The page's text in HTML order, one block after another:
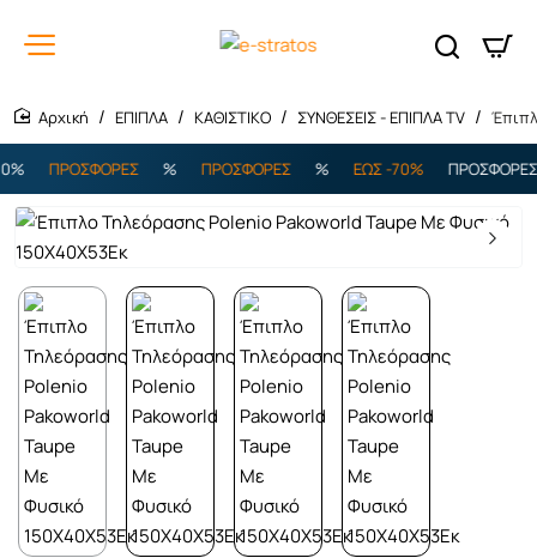
ΕΠΙΠΛΑ ΚΑΘΙΣΤΙΚΟ ΣΥΝΘΕΣΕΙΣ - ΕΠΙΠΛΑ TV
ΠΡΟΣΦΟΡΕΣ ΠΡΟΣΦΟΡΕΣ ΕΩΣ -70% ΠΡΟΣΦΟΡΕΣ